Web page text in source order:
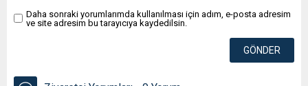
Daha sonraki yorumlarımda kullanılması için adım, e-posta adresim
ve site adresim bu tarayıcıya kaydedilsin.